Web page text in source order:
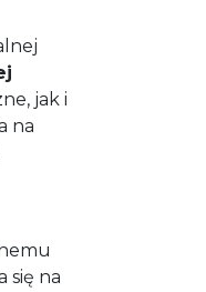
jak i
na
się na